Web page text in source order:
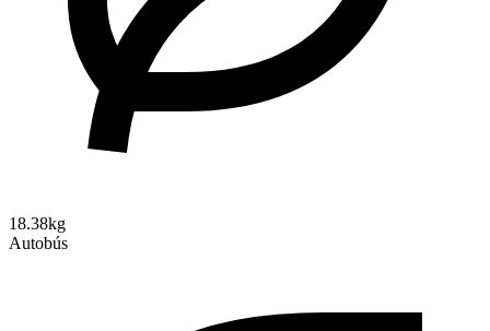
18.38kg
Autobús